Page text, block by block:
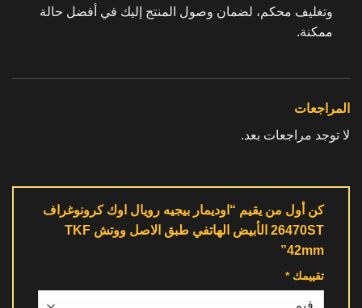
وتغليف محكم، لضمان وصول المنتج إليك في أفضل حالة
ممكنة.
المراجعات
لا توجد مراجعات بعد.
كن أول من يقيم “اوديمار بيجيه رويال اوك كرونوغراف
26470ST الأبيض الهاتفي طبق الاصل ووتش TKF
42mm”
تقييمك*